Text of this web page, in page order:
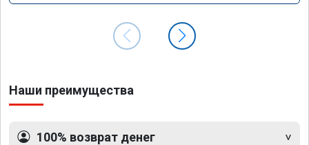
Наши преимущества
100% возврат денег